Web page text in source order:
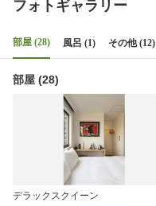
フォトギャラリー
部屋 (28) 風呂 (1) その他 (12)
部屋 (28)
デラックスクイーン